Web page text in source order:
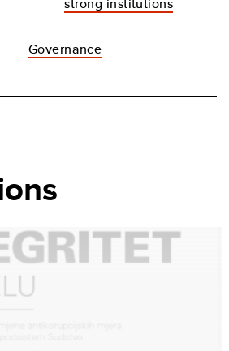
strong institutions
Governance